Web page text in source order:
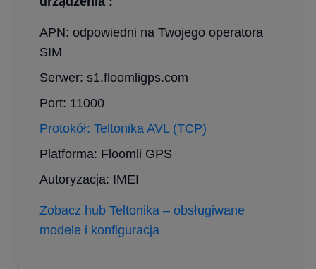
APN: odpowiedni na Twojego operatora
SIM
Serwer: s1.floomligps.com
Port: 11000
Protokół: Teltonika AVL (TCP)
Platforma: Floomli GPS
Autoryzacja: IMEI
Zobacz hub Teltonika – obsługiwane
modele i konfiguracja